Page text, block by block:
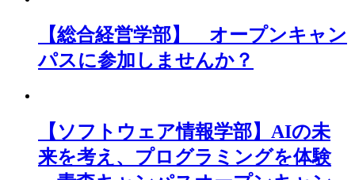
【総合経営学部】 オープンキャン
パスに参加しませんか？
【ソフトウェア情報学部】AIの未
来を考え、プログラミングを体験